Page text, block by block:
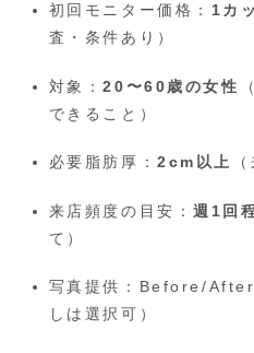
初回モニター価格： 1カ
査・条件あり）
対象：20〜60歳の女性
できること）
必要脂肪厚：2cm以上
来店頻度の目安：週1回
て）
写真提供：Before/After
しは選択可）